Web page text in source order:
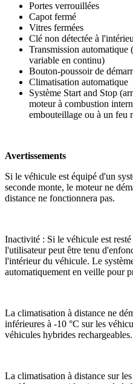
Portes verrouillées
Capot fermé
Vitres fermées
Clé non détectée à
Transmission automatique
variable en continu)
Bouton-poussoir de
Climatisation automatique
Système Start and Stop
moteur à combustion
embouteillage ou à un feu
Avertissements
Si le véhicule est équipé d'un
seconde monte, le moteur ne
distance ne fonctionnera pas.
Inactivité : Si le véhicule est
l'utilisateur peut être tenu
l'intérieur du véhicule. Le
automatiquement en veille pour
La climatisation à distance ne
inférieures à -10 °C sur les
véhicules hybrides rechargeables.
La climatisation à distance sur